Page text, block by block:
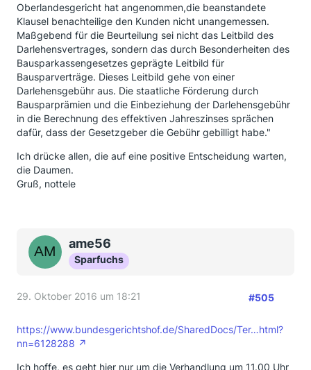
Oberlandesgericht hat angenommen,die beanstandete
Klausel benachteilige den Kunden nicht unangemessen.
Maßgebend für die Beurteilung sei nicht das Leitbild des
Darlehensvertrages, sondern das durch Besonderheiten des
Bausparkassengesetzes geprägte Leitbild für
Bausparverträge. Dieses Leitbild gehe von einer
Darlehensgebühr aus. Die staatliche Förderung durch
Bausparprämien und die Einbeziehung der Darlehensgebühr
in die Berechnung des effektiven Jahreszinses sprächen
dafür, dass der Gesetzgeber die Gebühr gebilligt habe."
Ich drücke allen, die auf eine positive Entscheidung warten,
die Daumen.
Gruß, nottele
ame56
Sparfuchs
29. Oktober 2016 um 18:21 #505
https://www.bundesgerichtshof.de/SharedDocs/Ter…html?
nn=6128288
Ich hoffe, es geht hier nur um die Verhandlung um 11.00 Uhr